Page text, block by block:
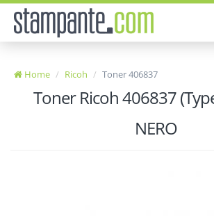
Home Ricoh Toner 406837
Toner Ricoh 406837
NERO